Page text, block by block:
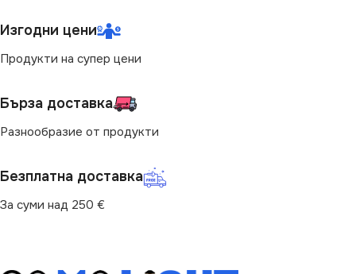
СТЕПЕН НА ЗАЩИТА
МОЩНОСТ (W) 10
Повърхностен
Изгодни цени
Продукти на супер цени
Бърза доставка
Разнообразие от продукти
Безплатна доставка
За суми над 250 €